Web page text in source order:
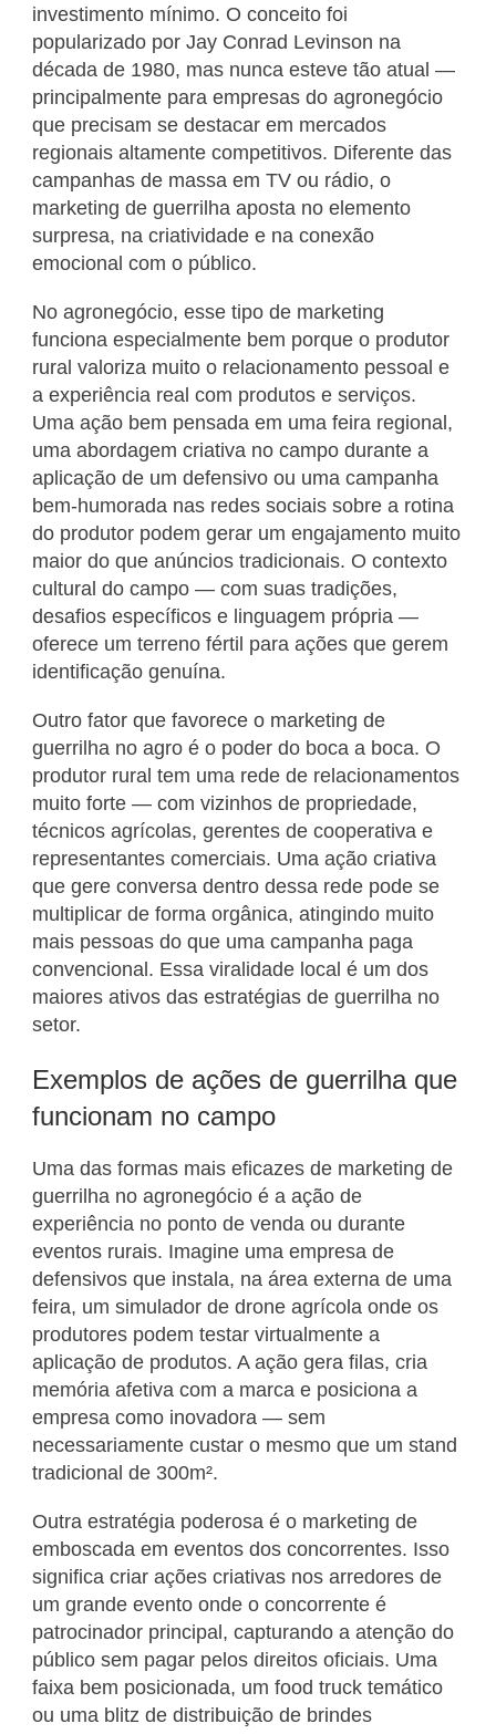
investimento mínimo. O conceito foi
popularizado por Jay Conrad Levinson na
década de 1980, mas nunca esteve tão atual —
principalmente para empresas do agronegócio
que precisam se destacar em mercados
regionais altamente competitivos. Diferente das
campanhas de massa em TV ou rádio, o
marketing de guerrilha aposta no elemento
surpresa, na criatividade e na conexão
emocional com o público.
No agronegócio, esse tipo de marketing
funciona especialmente bem porque o produtor
rural valoriza muito o relacionamento pessoal e
a experiência real com produtos e serviços.
Uma ação bem pensada em uma feira regional,
uma abordagem criativa no campo durante a
aplicação de um defensivo ou uma campanha
bem-humorada nas redes sociais sobre a rotina
do produtor podem gerar um engajamento muito
maior do que anúncios tradicionais. O contexto
cultural do campo — com suas tradições,
desafios específicos e linguagem própria —
oferece um terreno fértil para ações que gerem
identificação genuína.
Outro fator que favorece o marketing de
guerrilha no agro é o poder do boca a boca. O
produtor rural tem uma rede de relacionamentos
muito forte — com vizinhos de propriedade,
técnicos agrícolas, gerentes de cooperativa e
representantes comerciais. Uma ação criativa
que gere conversa dentro dessa rede pode se
multiplicar de forma orgânica, atingindo muito
mais pessoas do que uma campanha paga
convencional. Essa viralidade local é um dos
maiores ativos das estratégias de guerrilha no
setor.
Exemplos de ações de guerrilha que
funcionam no campo
Uma das formas mais eficazes de marketing de
guerrilha no agronegócio é a ação de
experiência no ponto de venda ou durante
eventos rurais. Imagine uma empresa de
defensivos que instala, na área externa de uma
feira, um simulador de drone agrícola onde os
produtores podem testar virtualmente a
aplicação de produtos. A ação gera filas, cria
memória afetiva com a marca e posiciona a
empresa como inovadora — sem
necessariamente custar o mesmo que um stand
tradicional de 300m².
Outra estratégia poderosa é o marketing de
emboscada em eventos dos concorrentes. Isso
significa criar ações criativas nos arredores de
um grande evento onde o concorrente é
patrocinador principal, capturando a atenção do
público sem pagar pelos direitos oficiais. Uma
faixa bem posicionada, um food truck temático
ou uma blitz de distribuição de brindes